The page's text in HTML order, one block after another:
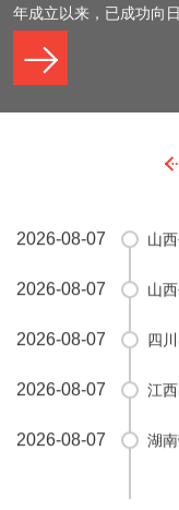
年成立以来，已成功向
青年男女提供了安全可
广大务工人员的共识！
同时，我公司于2004年
我市再就业服务明星称
职介单位，07年初公司
下，在公司全体员工的
靠的就业机会及咨询管
神，不断发展壮大。
2026-08-07 山
2026-08-07 山
2026-08-07 四
2026-08-07 江
2026-08-07 湖